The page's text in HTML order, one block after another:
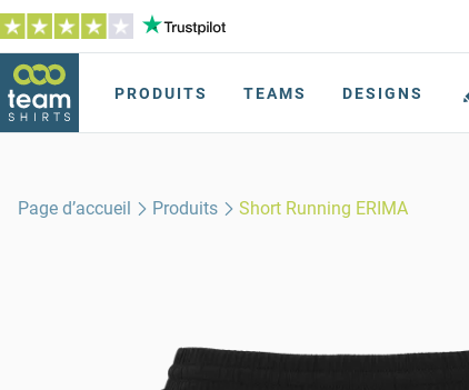
PRODUITS TEAMS DESIGNS
Page d’accueil Produits Short Running ERIMA